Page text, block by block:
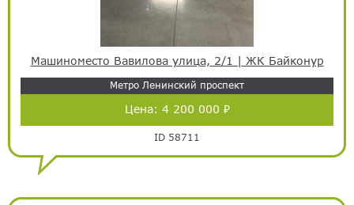
Машиноместо Вавилова улица, 2/1 | ЖК Байконур
Метро Ленинский проспект
Цена: 4 200 000 ₽
ID 58711